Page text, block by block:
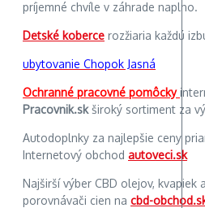
príjemné chvíle v záhrade naplno.
Detské koberce rozžiaria každú
ubytovanie Chopok Jasná
Ochranné pracovné pomôcky
Pracovnik.skširoký sortiment za
Autodoplnky za najlepšie ceny
Internetový obchod autoveci.sk
Najširší výber CBD olejov, kvapiek
porovnávači cien na cbd-